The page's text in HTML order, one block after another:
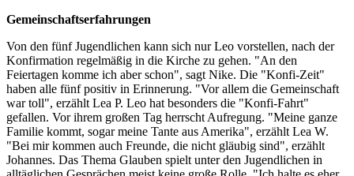
Gemeinschaftserfahrungen
Von den fünf Jugendlichen kann sich nur Leo vorstellen, nach der
Konfirmation regelmäßig in die Kirche zu gehen. "An den
Feiertagen komme ich aber schon", sagt Nike. Die "Konfi-Zeit"
haben alle fünf positiv in Erinnerung. "Vor allem die Gemeinschaft
war toll", erzählt Lea P. Leo hat besonders die "Konfi-Fahrt"
gefallen. Vor ihrem großen Tag herrscht Aufregung. "Meine ganze
Familie kommt, sogar meine Tante aus Amerika", erzählt Lea W.
"Bei mir kommen auch Freunde, die nicht gläubig sind", erzählt
Johannes. Das Thema Glauben spielt unter den Jugendlichen in